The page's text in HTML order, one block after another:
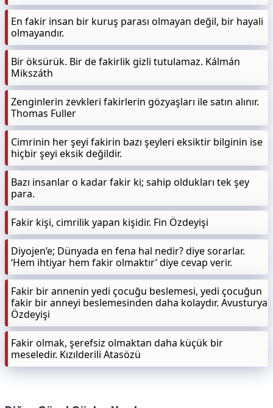
En fakir insan bir kuruş parası olmayan değil, bir hayali
olmayandır.
Bir öksürük. Bir de fakirlik gizli tutulamaz. Kálmán
Mikszáth
Zenginlerin zevkleri fakirlerin gözyaşları ile satın alınır.
Thomas Fuller
Cimrinin her şeyi fakirin bazı şeyleri eksiktir bilginin ise
hiçbir şeyi eksik değildir.
Bazı insanlar o kadar fakir ki; sahip oldukları tek şey
para.
Fakir kişi, cimrilik yapan kişidir. Fin Özdeyişi
Diyojen’e; Dünyada en fena hal nedir? diye sorarlar.
‘Hem ihtiyar hem fakir olmaktır’ diye cevap verir.
Fakir bir annenin yedi çocuğu beslemesi, yedi çocuğun
fakir bir anneyi beslemesinden daha kolaydır. Avusturya
Özdeyişi
Fakir olmak, şerefsiz olmaktan daha küçük bir
meseledir. Kızılderili Atasözü